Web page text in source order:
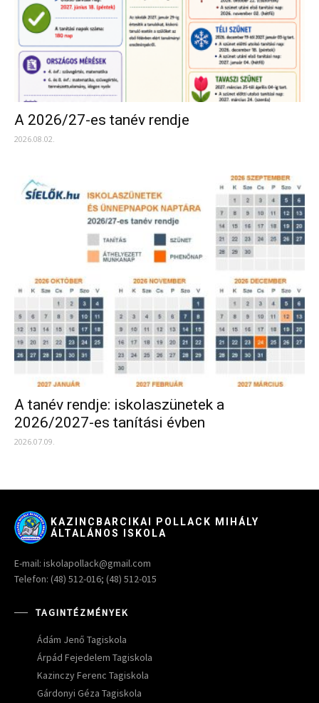
A 2026/27-es tanév rendje
2026.08.02.
A tanév rendje: iskolaszünetek a
2026/2027-es tanítási évben
2026.07.09.
KAZINCBARCIKAI POLLACK MIHÁLY
ÁLTALÁNOS ISKOLA
E-mail: iskolapollack@gmail.com
Telefon: (48) 512-016; (48) 512-015
TAGINTÉZMÉNYEK
Ádám Jenő Tagiskola
Árpád Fejedelem Tagiskola
Kazinczy Ferenc Tagiskola
Gárdonyi Géza Tagiskola